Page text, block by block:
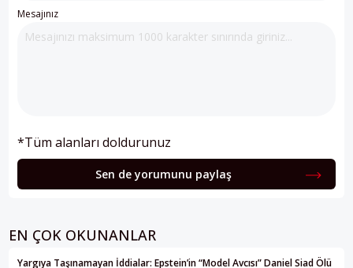
Mesajınız
*Tüm alanları doldurunuz
Sen de yorumunu paylaş
EN ÇOK OKUNANLAR
Yargıya Taşınamayan İddialar: Epstein’in “Model Avcısı” Daniel Siad Ölü